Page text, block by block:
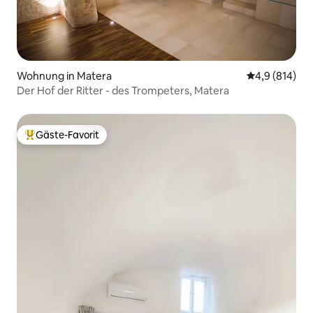
Wohnung in Matera
4,9 (814)
Der Hof der Ritter - des Trompeters, Matera
Beliebter Gäste-Favorit.
Gäste-Favorit